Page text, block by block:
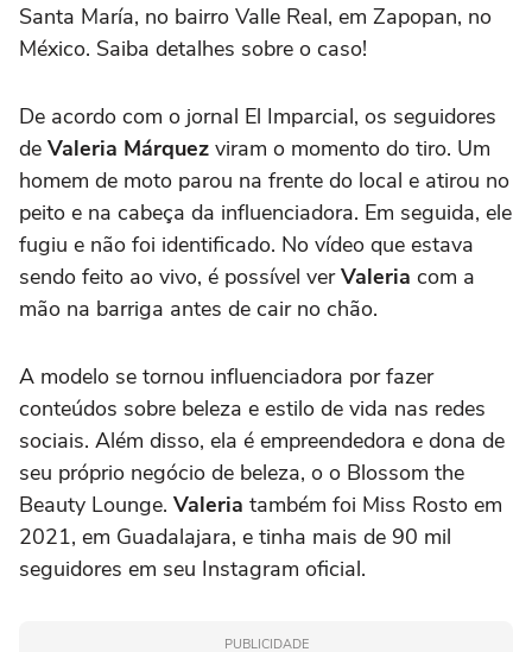
Santa María, no bairro Valle Real, em Zapopan, no
México. Saiba detalhes sobre o caso!
De acordo com o jornal El Imparcial, os seguidores
de Valeria Márquez viram o momento do tiro. Um
homem de moto parou na frente do local e atirou no
peito e na cabeça da influenciadora. Em seguida, ele
fugiu e não foi identificado. No vídeo que estava
sendo feito ao vivo, é possível verValeria com a
mão na barriga antes de cair no chão.
A modelo se tornou influenciadora por fazer
conteúdos sobre beleza e estilo de vida nas redes
sociais. Além disso, ela é empreendedora e dona de
seu próprio negócio de beleza, o o Blossom the
Beauty Lounge. Valeria também foi Miss Rosto em
2021, em Guadalajara, e tinha mais de 90 mil
seguidores em seu Instagram oficial.
PUBLICIDADE